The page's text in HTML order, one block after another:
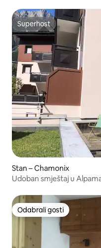
Superhost
Superhost
Stan – Chamonix
Udoban smještaj u
Odabrali gosti
Odabrali gosti